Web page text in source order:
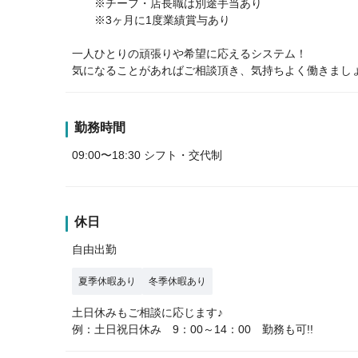
※チーフ・店長職は別途手当あり
※3ヶ月に1度業績賞与あり
一人ひとりの頑張りや希望に応えるシステム！
気になることがあればご相談頂き、気持ちよく働きまし
勤務時間
09:00〜18:30 シフト・交代制
休日
自由出勤
夏季休暇あり 冬季休暇あり
土日休みもご相談に応じます♪
例：土日祝日休み 9：00～14：00 勤務も可!!